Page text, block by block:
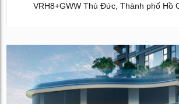
VRH8+GWW Thủ Đức, Thành phố Hồ